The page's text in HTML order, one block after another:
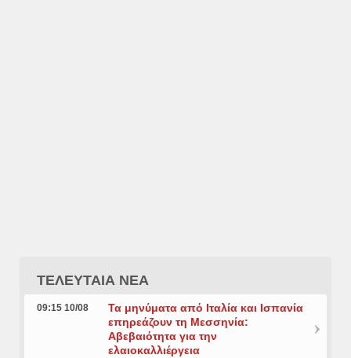
ΤΕΛΕΥΤΑΙΑ ΝΕΑ
09:15 10/08
Τα μηνύματα από Ιταλία και Ισπανία
επηρεάζουν τη Μεσσηνία:
Αβεβαιότητα για την
ελαιοκαλλιέργεια